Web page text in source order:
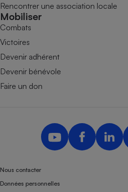
Rencontrer une association locale
Mobiliser
Combats
Victoires
Devenir adhérent
Devenir bénévole
Faire un don
Nous contacter
Données personnelles